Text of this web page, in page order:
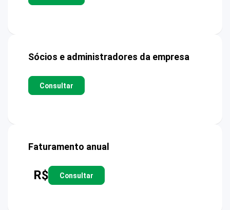
Sócios e administradores da empresa
Consultar
Faturamento anual
R$ Consultar